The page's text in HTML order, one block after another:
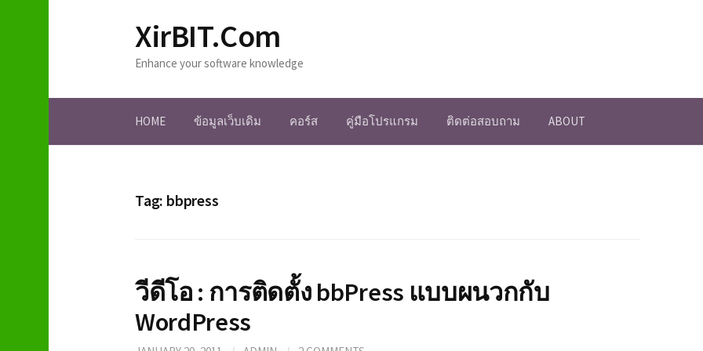
o
XirBIT.Com
Enhance your software knowledge
HOME ข้อมูลเว็บเดิม คอร์ส คู่มือโปรแกรม ติดต่อสอบถาม ABOUT
Tag: bbpress
วีดีโอ : การติดตั้ง bbPress แบบผนวกกับ
WordPress